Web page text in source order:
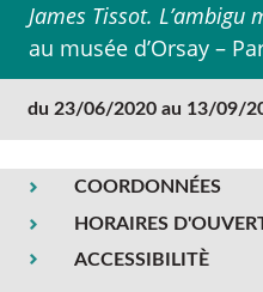
James Tissot. L’ambigu
au musée d’Orsay –
du 23/06/2020 au 13/09/
COORDONNÉES
HORAIRES
ACCESSIBILITÈ